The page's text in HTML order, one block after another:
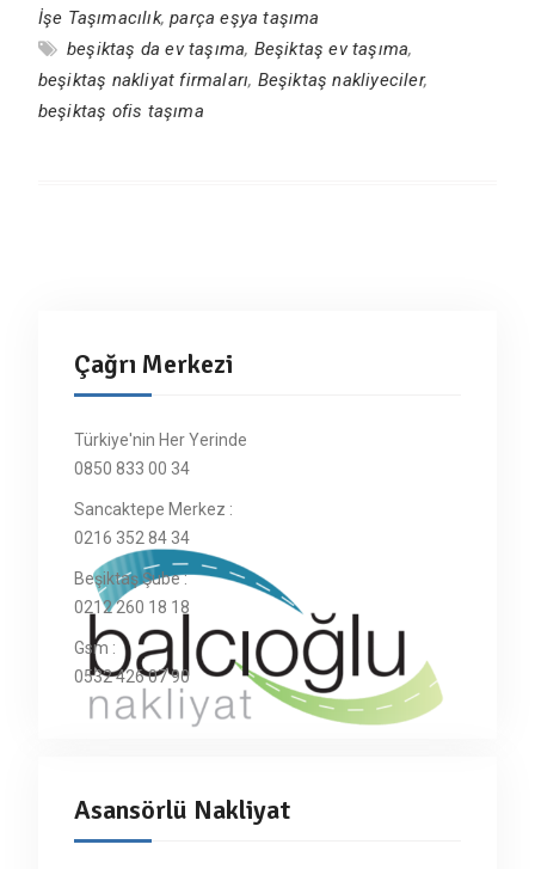
İşe Taşımacılık,parça eşya taşıma
beşiktaş da ev taşıma, Beşiktaş ev taşıma,
beşiktaş nakliyat firmaları, Beşiktaş nakliyeciler,
beşiktaş ofis taşıma
Çağrı Merkezi
Türkiye'nin Her Yerinde
0850 833 00 34
Sancaktepe Merkez :
0216 352 84 34
Beşiktaş Şube :
0212 260 18 18
Gsm :
0532 426 07 90
Asansörlü Nakliyat